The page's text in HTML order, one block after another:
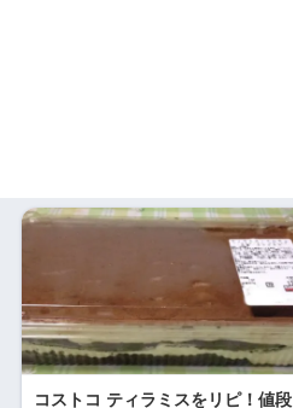
コストコ ティラミスをリピ！値段